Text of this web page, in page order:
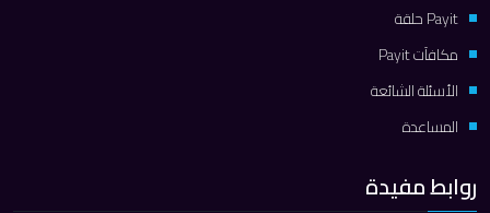
Payit حلقة
مكافآت Payit
الأسئلة الشائعة
المساعدة
روابط مفيدة